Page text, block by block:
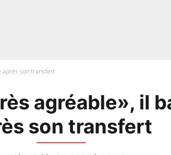
après son transfert
agréable», il
son transfert